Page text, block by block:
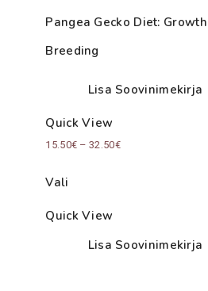
Pangea Gecko Diet:
Breeding
Lisa Soovinimekirja
Quick View
15.50€ – 32.50€Price
Vali
Quick View
Lisa Soovinimekirja